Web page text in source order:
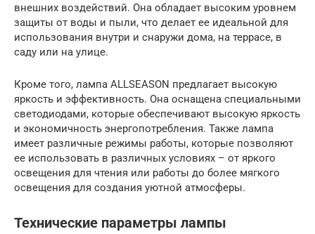
внешних воздействий. Она обладает высоким уровнем
защиты от воды и пыли, что делает ее идеальной для
использования внутри и снаружи дома, на террасе, в
саду или на улице.
Кроме того, лампа ALLSEASON предлагает высокую
яркость и эффективность. Она оснащена специальными
светодиодами, которые обеспечивают высокую яркость
и экономичность энергопотребления. Также лампа
имеет различные режимы работы, которые позволяют
ее использовать в различных условиях – от яркого
освещения для чтения или работы до более мягкого
освещения для создания уютной атмосферы.
Технические параметры лампы